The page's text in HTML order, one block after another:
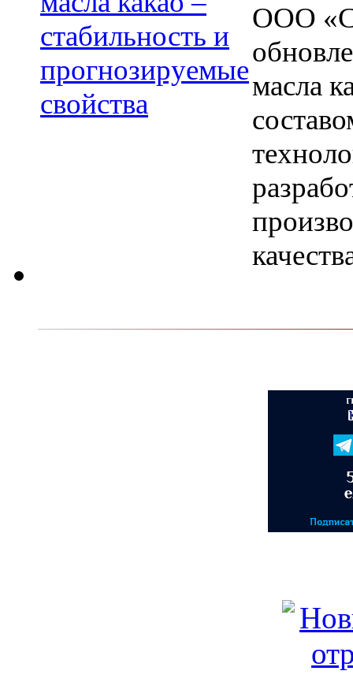
ООО
масла